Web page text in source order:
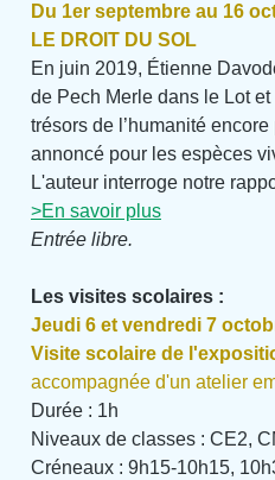
Du 1er septembre au 16
LE DROIT DU SOL
En juin 2019, Étienne
de Pech Merle dans le Lot
trésors de l’humanité
annoncé pour les espèces
L'auteur interroge notre
>En savoir plus
Entrée libre.
Les visites scolaires :
Jeudi 6 et vendredi 7
Visite scolaire de
accompagnée d'un atelier
Durée : 1h
Niveaux de classes : CE2,
Créneaux : 9h15-10h15,